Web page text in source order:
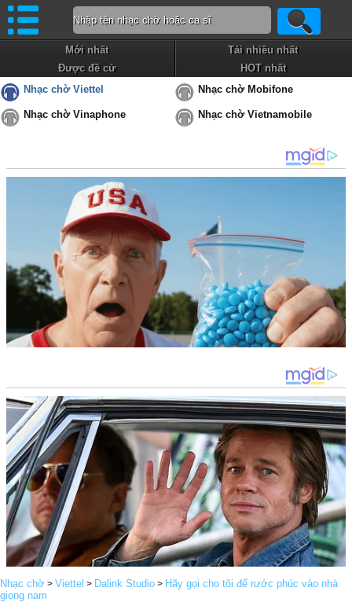
Mới nhất
Tải nhiều nhất
Được đề cử
HOT nhất
Nhạc chờ Viettel
Nhạc chờ Mobifone
Nhạc chờ Vinaphone Nhạc chờ Vietnamobile
Nhạc chờ > Viettel > Dalink Studio > Hãy gọi cho tôi để rước phúc vào nhà
giọng nam